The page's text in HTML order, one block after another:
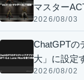
マスター
2026/08/03
ChatGPTの
大」に設定
2026/08/02